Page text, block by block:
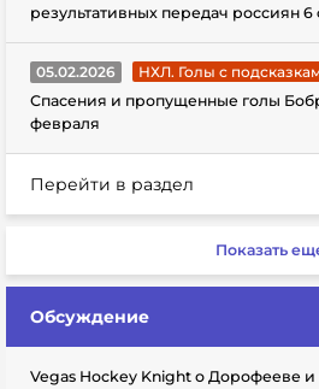
результативных передач россиян
05.02.2026
НХЛ. Голы с
Спасения и пропущенные голы
февраля
Перейти в раздел
Показать
Обсуждение
Vegas Hockey Knight о Дорофееве